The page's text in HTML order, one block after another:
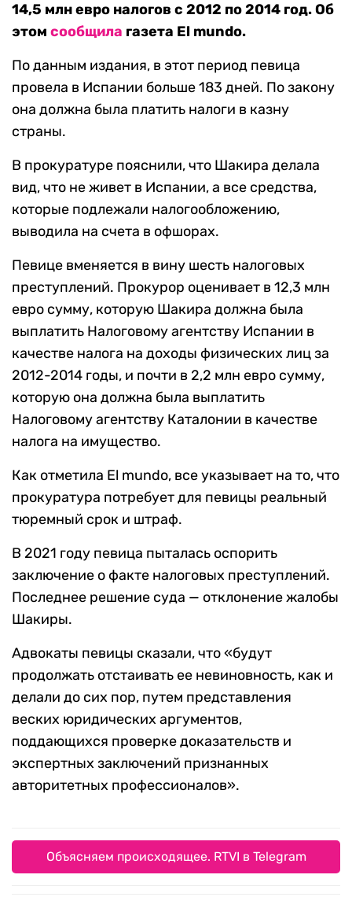
14,5 млн евро налогов с 2012 по 2014 год. Об
этом сообщила газета El mundo.
По данным издания, в этот период певица
провела в Испании больше 183 дней. По закону
она должна была платить налоги в казну
страны.
В прокуратуре пояснили, что Шакира делала
вид, что не живет в Испании, а все средства,
которые подлежали налогообложению,
выводила на счета в офшорах.
Певице вменяется в вину шесть налоговых
преступлений. Прокурор оценивает в 12,3 млн
евро сумму, которую Шакира должна была
выплатить Налоговому агентству Испании в
качестве налога на доходы физических лиц за
2012-2014 годы, и почти в 2,2 млн евро сумму,
которую она должна была выплатить
Налоговому агентству Каталонии в качестве
налога на имущество.
Как отметила El mundo, все указывает на то, что
прокуратура потребует для певицы реальный
тюремный срок и штраф.
В 2021 году певица пыталась оспорить
заключение о факте налоговых преступлений.
Последнее решение суда — отклонение жалобы
Шакиры.
Адвокаты певицы сказали, что «будут
продолжать отстаивать ее невиновность, как и
делали до сих пор, путем представления
веских юридических аргументов,
поддающихся проверке доказательств и
экспертных заключений признанных
авторитетных профессионалов».
Объясняем происходящее. RTVI в Telegram